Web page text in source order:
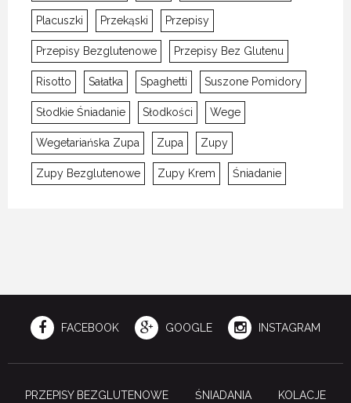
Placuszki Przekąski Przepisy
Przepisy Bezglutenowe Przepisy Bez Glutenu
Risotto Sałatka Spaghetti Suszone Pomidory
Słodkie Śniadanie Słodkości Wege
Wegetariańska Zupa Zupa Zupy
Zupy Bezglutenowe Zupy Krem Śniadanie
FACEBOOK GOOGLE INSTAGRAM
PRZEPISY BEZGLUTENOWE ŚNIADANIA KOLACJE